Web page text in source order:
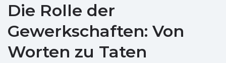
Die Rolle der
Gewerkschaften: Von
Worten zu Taten